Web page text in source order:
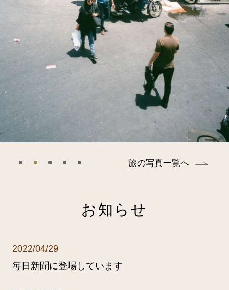
みずき書林HPへ
旅の写真一覧へ
お知らせ
2022/04/29
毎日新聞に登場しています